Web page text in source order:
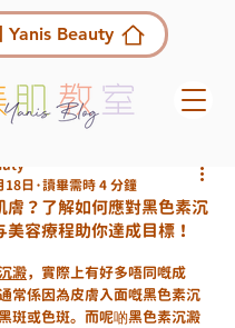
Yanis Beauty
膚？了解如何應對黑色素沉
容療程助你達成目標！
18日 讀畢需時 4 分鐘
澱，實際上有好多唔同嘅成
常係因為皮膚入面嘅黑色素沉
斑或色斑。而呢啲黑色素沉澱